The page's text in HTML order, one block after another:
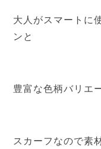
大人がスマートに
ンと
豊富な色柄バリエ
スカーフなので素